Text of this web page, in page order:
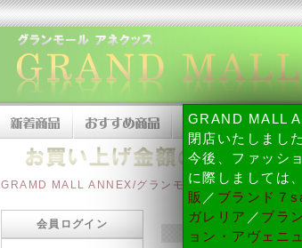
販売者について|お支払い方法について 配送・納
GRAMD MALL ANNEX/グランモールアネックス トッ
ヴィ
ピン
会員ログイン
GRAND MALL
閉店いたしました
今後、ファッシ
に際しましては
販 ／ ブランド７
ガレリア ／ ブラ
ョン・アヴェニ